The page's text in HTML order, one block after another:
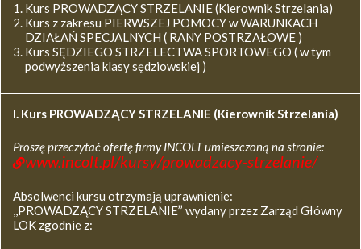
Kurs PROWADZĄCY STRZELANIE (Kierownik Strzelania)
Kurs z zakresu PIERWSZEJ POMOCY w WARUNKACH
DZIAŁAŃ SPECJALNYCH ( RANY POSTRZAŁOWE )
Kurs SĘDZIEGO STRZELECTWA SPORTOWEGO ( w tym
podwyższenia klasy sędziowskiej )
I. Kurs PROWADZĄCY STRZELANIE (Kierownik Strzelania)
Proszę przeczytać ofertę firmy INCOLT umieszczoną na stronie:
www.incolt.pl/kursy/prowadzacy-strzelanie/
Absolwenci kursu otrzymają uprawnienie:
,,PROWADZĄCY STRZELANIE’’ wydany przez Zarząd Główny
LOK zgodnie z: